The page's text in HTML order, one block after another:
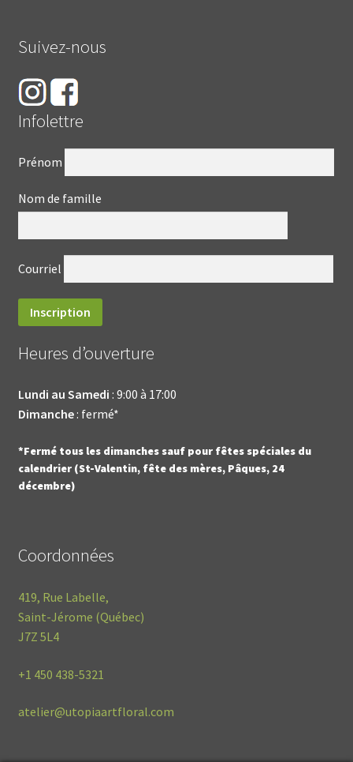
Suivez-nous
Infolettre
Prénom
Nom de famille
Courriel
Heures d’ouverture
Lundi au Samedi : 9:00 à 17:00
Dimanche: fermé*
*Fermé tous les dimanches sauf pour fêtes spéciales du
calendrier (St-Valentin, fête des mères, Pâques, 24
décembre)
Coordonnées
419, Rue Labelle,
Saint-Jérome (Québec)
J7Z 5L4
+1 450 438-5321
atelier@utopiaartfloral.com